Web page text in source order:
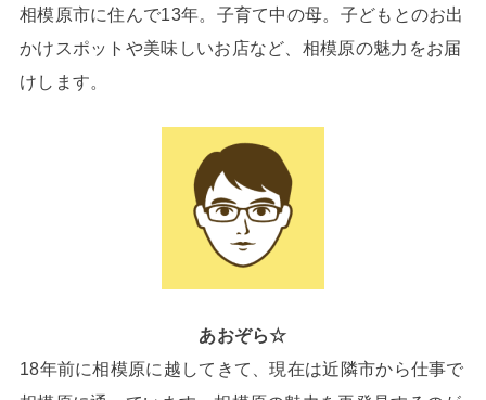
相模原市に住んで13年。子育て中の母。子どもとのお出
かけスポットや美味しいお店など、相模原の魅力をお届
けします。
あおぞら☆
18年前に相模原に越してきて、現在は近隣市から仕事で